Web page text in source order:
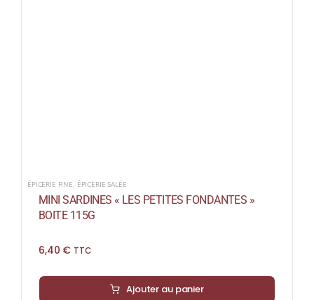
ÉPICERIE FINE ÉPICERIE SALÉE
MINI SARDINES « LES PETITES FONDANTES »
BOITE 115G
6,40 € TTC
Ajouter au panier